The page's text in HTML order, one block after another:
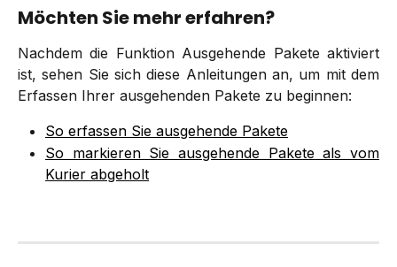
Möchten Sie mehr erfahren?
Nachdem die Funktion Ausgehende Pakete aktiviert
ist, sehen Sie sich diese Anleitungen an, um mit dem
Erfassen Ihrer ausgehenden Pakete zu beginnen:
So erfassen Sie ausgehende Pakete
So markieren Sie ausgehende Pakete als vom
Kurier abgeholt